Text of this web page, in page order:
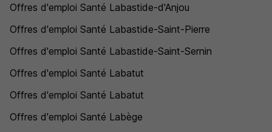
Offres d'emploi Santé Labastide-d'Anjou
Offres d'emploi Santé Labastide-Saint-Pierre
Offres d'emploi Santé Labastide-Saint-Sernin
Offres d'emploi Santé Labatut
Offres d'emploi Santé Labatut
Offres d'emploi Santé Labège